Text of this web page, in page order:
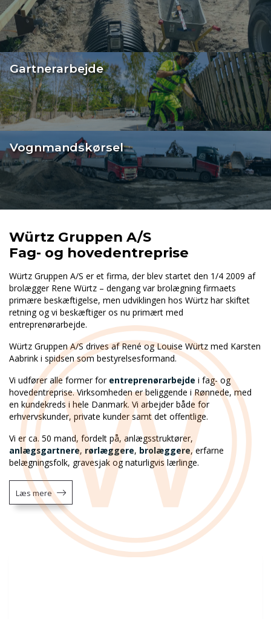
Gartnerarbejde
Vognmandskørsel
Würtz Gruppen A/S
Fag- og hovedentreprise
Würtz Gruppen A/S er et firma, der blev startet den 1/4 2009 af
brolægger Rene Würtz – dengang var brolægning firmaets
primære beskæftigelse, men udviklingen hos Würtz har skiftet
retning og vi beskæftiger os nu primært med
entreprenørarbejde.
Würtz Gruppen A/S drives af René og Louise Würtz med Karsten
Aabrink i spidsen som bestyrelsesformand.
Vi udfører alle former for entreprenørarbejde i fag- og
hovedentreprise. Virksomheden er beliggende i Rønnede, med
en kundekreds i hele Danmark. Vi arbejder både for
erhvervskunder, private kunder samt det offentlige.
Vi er ca. 50 mand, fordelt på, anlægsstruktører,
anlægsgartnere, rørlæggere, brolæggere, erfarne
belægningsfolk, gravesjak og naturligvis lærlinge.
Læs mere